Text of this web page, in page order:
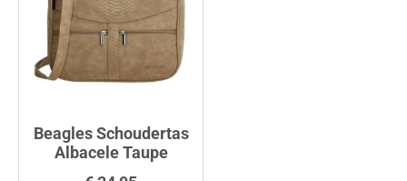
Beagles Schoudertas
Albacele Taupe